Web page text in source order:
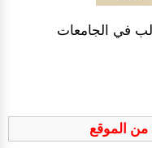
في الجامعات
من الموقع